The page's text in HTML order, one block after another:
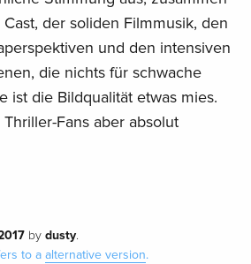
der soliden Filmmusik, den
und den intensiven
die nichts für schwache
ist die Bildqualität etwas mies.
Fans aber absolut
by dusty.
to a alternative version.